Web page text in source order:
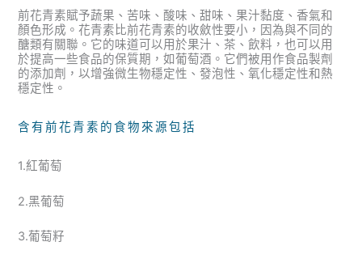
前花青素賦予蔬果、苦味、酸味、甜味、果汁黏度、香氣和
顏色形成。花青素比前花青素的收斂性要小，因為與不同的
醣類有關聯。它的味道可以用於果汁、茶、飲料，也可以用
於提高一些食品的保質期，如葡萄酒。它們被用作食品製劑
的添加劑，以增強微生物穩定性、發泡性、氧化穩定性和熱
穩定性。
含有前花青素的食物來源包括
1.紅葡萄
2.黑葡萄
3.葡萄籽